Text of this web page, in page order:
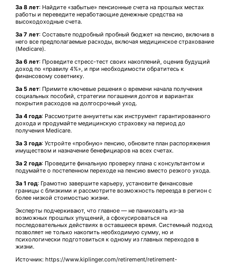
За 8 лет: Найдите «забытые» пенсионные счета на прошлых местах
работы и переведите неработающие денежные средства на
высокодоходные счета.
За 7 лет: Составьте подробный пробный бюджет на пенсию, включив в
него все предполагаемые расходы, включая медицинское страхование
(Medicare).
За 6 лет: Проведите стресс-тест своих накоплений, оценив будущий
доход по «правилу 4%», и при необходимости обратитесь к
финансовому советнику.
За 5 лет: Примите ключевые решения о времени начала получения
социальных пособий, стратегии погашения долгов и вариантах
покрытия расходов на долгосрочный уход.
За 4 года: Рассмотрите аннуитеты как инструмент гарантированного
дохода и продумайте медицинскую страховку на период до
получения Medicare.
За 3 года: Устройте «пробную» пенсию, обновите план распоряжения
имуществом и назначение бенефициаров на всех счетах.
За 2 года: Проведите финальную проверку плана с консультантом и
подумайте о постепенном переходе на пенсию вместо резкого ухода.
За 1 год: Грамотно завершите карьеру, установите финансовые
границы с близкими и рассмотрите возможность переезда в регион с
более низкой стоимостью жизни.
Эксперты подчеркивают, что главное — не паниковать из-за
возможных прошлых упущений, а сфокусироваться на
последовательных действиях в оставшееся время. Системный подход
позволяет не только накопить необходимую сумму, но и
психологически подготовиться к одному из главных переходов в
жизни.
Источник: https://www.kiplinger.com/retirement/retirement-